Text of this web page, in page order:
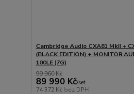
Cambridge Audio CXA81 MkII +
(BLACK EDITION) + MONITOR
100LE (7G)
99 960 Kč
89 990 Kč/set
74 372 Kč bez DPH